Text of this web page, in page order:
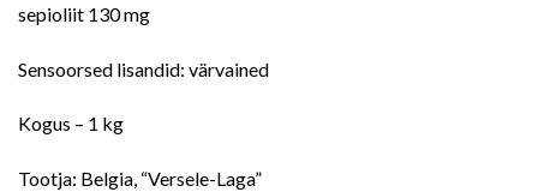
sepioliit 130 mg
Sensoorsed lisandid: värvained
Kogus – 1 kg
Tootja: Belgia, “Versele-Laga”